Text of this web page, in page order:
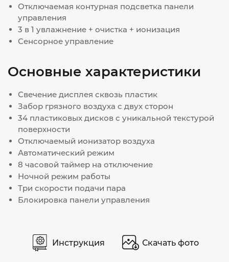
Отключаемая контурная подсветка панели
управления
3 в 1 увлажнение + очистка + ионизация
Сенсорное управление
Основные характеристики
Свечение диcплея сквозь пластик
Забор грязного воздуха с двух сторон
34 пластиковых дисков с уникальной текстурой
поверхности
Отключаемый ионизатор воздуха
Автоматический режим
8 часовой таймер на отключение
Ночной режим работы
Три скорости подачи пара
Блокировка панели управления
Инструкция Скачать фото